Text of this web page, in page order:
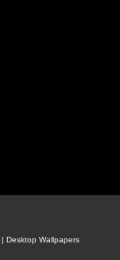
| Desktop Wallpapers